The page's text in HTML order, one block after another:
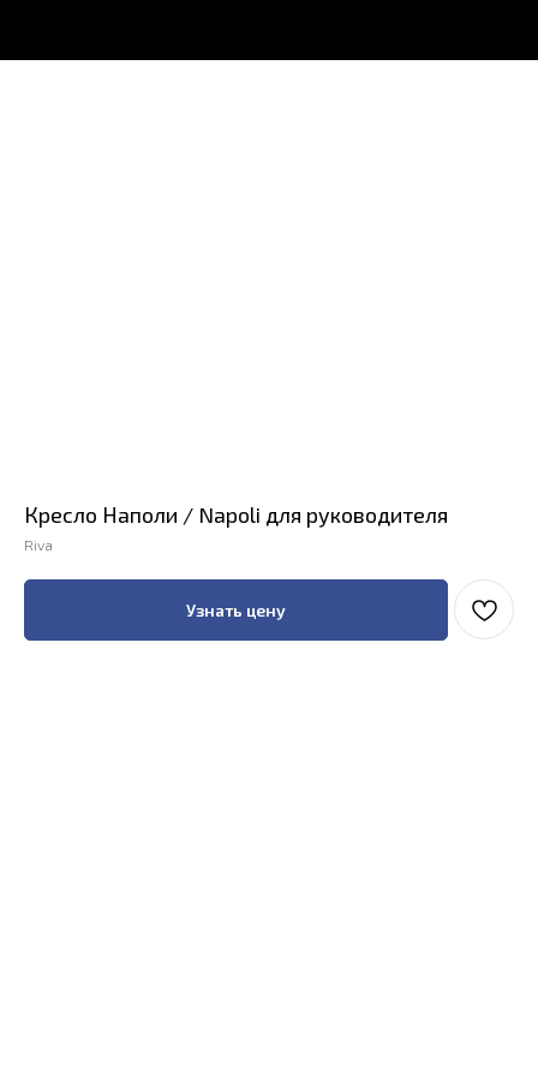
Кресло Наполи / Napoli для руководителя
Riva
Узнать цену